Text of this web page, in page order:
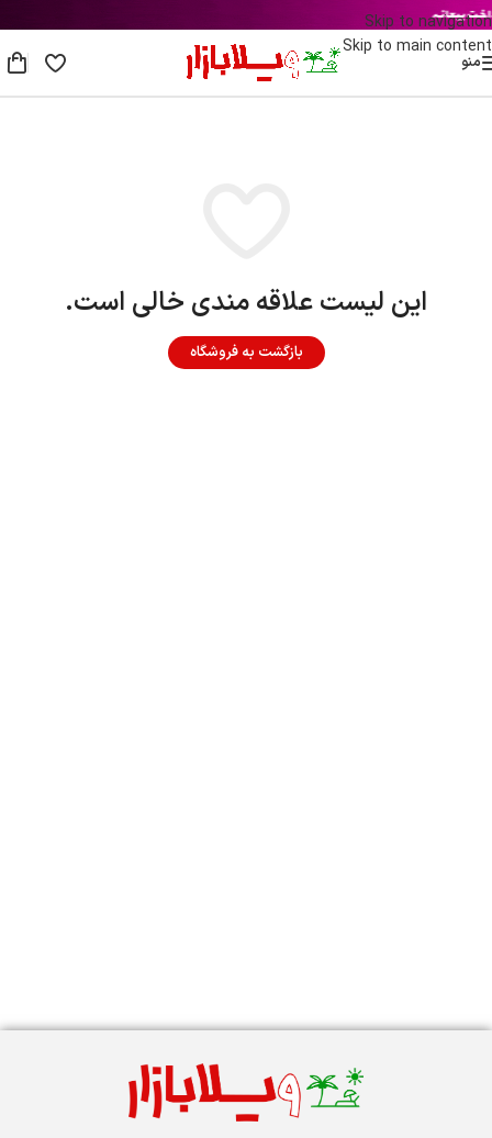
Skip to navigation
Skip to main content
منو
این لیست علاقه مندی خالی است.
بازگشت به فروشگاه